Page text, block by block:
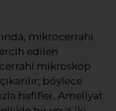
mikrocerrahi
edilen
mikroskop
böylece
hafifler. Ameliyat